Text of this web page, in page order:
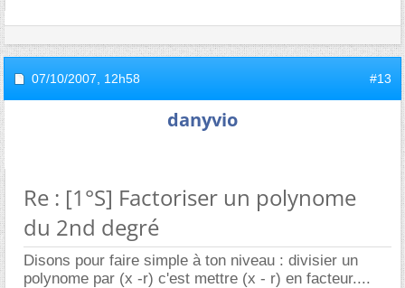
07/10/2007, 12h58 #13
danyvio
Re : [1°S] Factoriser un polynome
du 2nd degré
Disons pour faire simple à ton niveau : divisier un
polynome par (x -r) c'est mettre (x - r) en facteur....